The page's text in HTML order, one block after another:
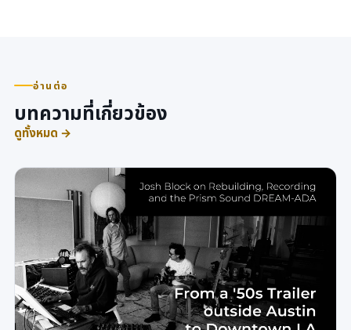
อ่านต่อ
บทความที่เกี่ยวข้อง
ดูทั้งหมด →